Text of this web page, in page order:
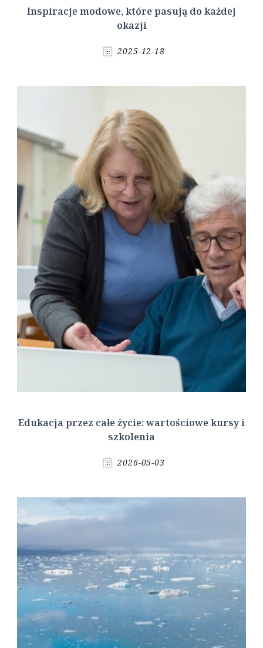
Inspiracje modowe, które pasują do każdej
okazji
2025-12-18
Edukacja przez całe życie: wartościowe kursy i
szkolenia
2026-05-03